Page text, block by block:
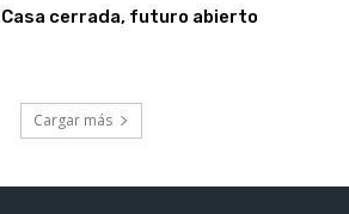
Casa cerrada, futuro abierto
Cargar más